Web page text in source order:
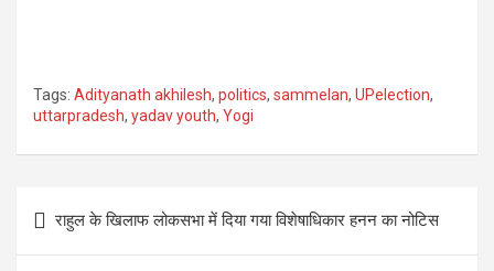
Tags: Adityanath akhilesh, politics, sammelan, UPelection,
uttarpradesh, yadav youth, Yogi
navigation
राहुल के खिलाफ लोकसभा में दिया गया विशेषाधिकार हनन का नोटिस